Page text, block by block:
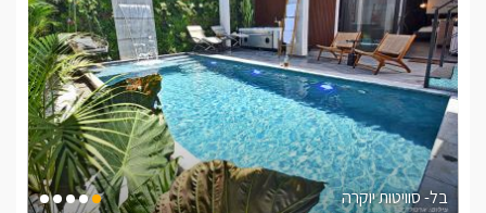
בל- סוויטות יוקרה